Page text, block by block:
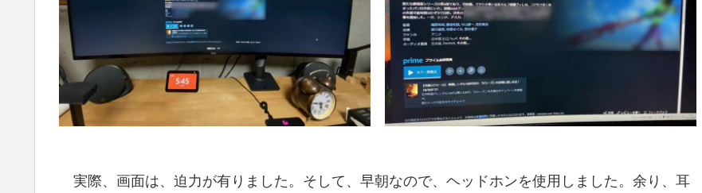
実際、画面は、迫力が有りました。そして、早朝なので、ヘッドホンを使用しました。余り、耳